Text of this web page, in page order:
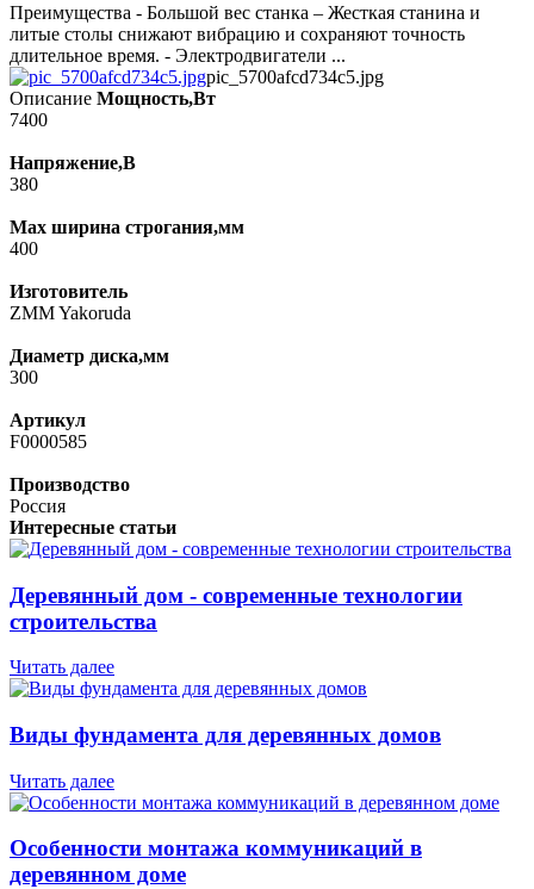
Преимущества - Большой вес станка – Жесткая станина и
литые столы снижают вибрацию и сохраняют точность
длительное время. - Электродвигатели ...
pic_5700afcd734c5.jpg
Описание Мощность,Вт
7400
Напряжение,В
380
Max ширина строгания,мм
400
Изготовитель
ZMM Yakoruda
Диаметр диска,мм
300
Артикул
F0000585
Производство
Россия
Интересные статьи
Деревянный дом - современные технологии
строительства
Читать далее
Виды фундамента для деревянных домов
Читать далее
Особенности монтажа коммуникаций в
деревянном доме